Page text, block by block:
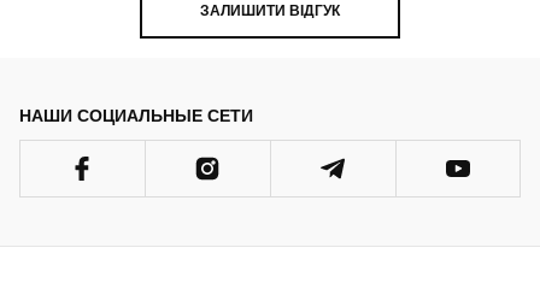
ЗАЛИШИТИ ВІДГУК
НАШИ СОЦИАЛЬНЫЕ СЕТИ